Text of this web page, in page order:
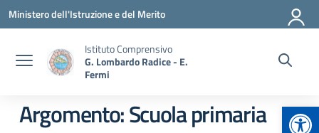
Vai ai contenuti
Vai al menu di navigazione
Vai al footer
Ministero dell'Istruzione e del Merito
Istituto Comprensivo
G. Lombardo Radice - E.
Fermi
Argomento: Scuola primaria